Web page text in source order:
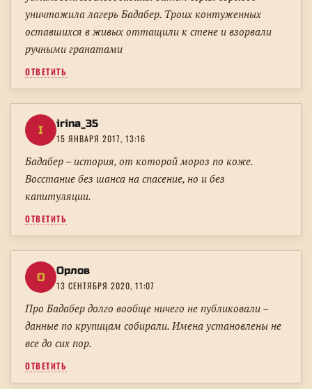
уничтожила лагерь Бадабер. Троих контуженных
оставшихся в живых оттащили к стене и взорвали
ручными гранатами
ОТВЕТИТЬ
I irina_35
15 ЯНВАРЯ 2017, 13:16
Бадабер – история, от которой мороз по коже.
Восстание без шанса на спасение, но и без
капитуляции.
ОТВЕТИТЬ
О Орлов
13 СЕНТЯБРЯ 2020, 11:07
Про Бадабер долго вообще ничего не публиковали –
данные по крупицам собирали. Имена установлены не
все до сих пор.
ОТВЕТИТЬ